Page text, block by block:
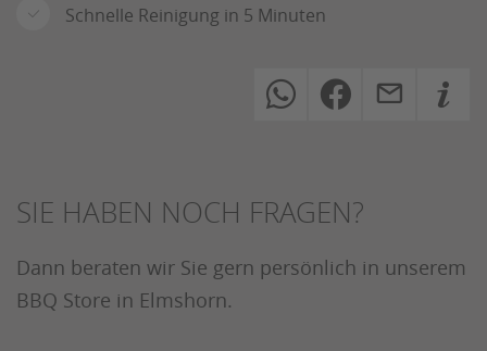
Schnelle Reinigung in 5 Minuten
SIE HABEN NOCH FRAGEN?
Dann beraten wir Sie gern persönlich in unserem
BBQ Store in Elmshorn.